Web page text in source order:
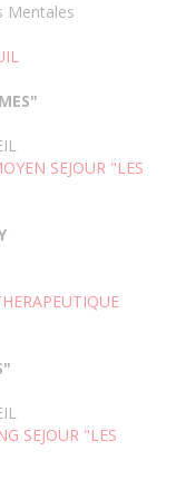
Mentales
SEJOUR "LES
SEJOUR "LES